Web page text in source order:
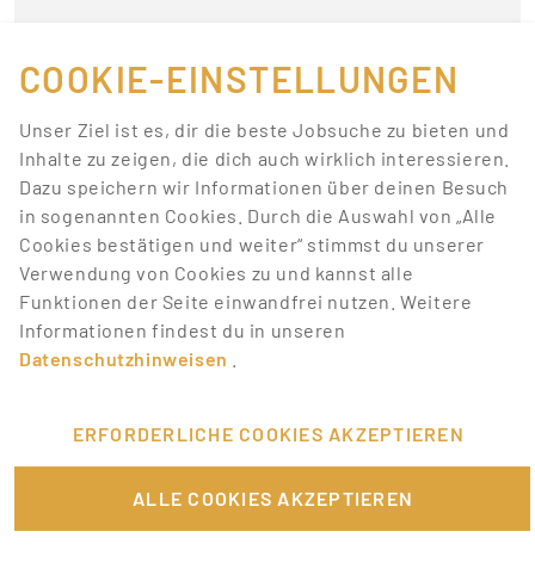
Jobs, die deinen
Suchkriterien
entsprechen.
Lass dich über neue Job-Chancen zu deiner Suche
mit Job-Alerts automatisch informieren!
JOB-ALERT ERSTELLEN
COOKIE-EINSTELLUNGEN
Unser Ziel ist es, dir die beste Jobsuche zu bieten und
Inhalte zu zeigen, die dich auch wirklich interessieren.
Dazu speichern wir Informationen über deinen Besuch
in sogenannten Cookies. Durch die Auswahl von „Alle
Cookies bestätigen und weiter“ stimmst du unserer
Verwendung von Cookies zu und kannst alle
Funktionen der Seite einwandfrei nutzen. Weitere
Informationen findest du in unseren
Datenschutzhinweisen
ERFORDERLICHE COOKIES AKZEPTIEREN
ALLE COOKIES AKZEPTIEREN